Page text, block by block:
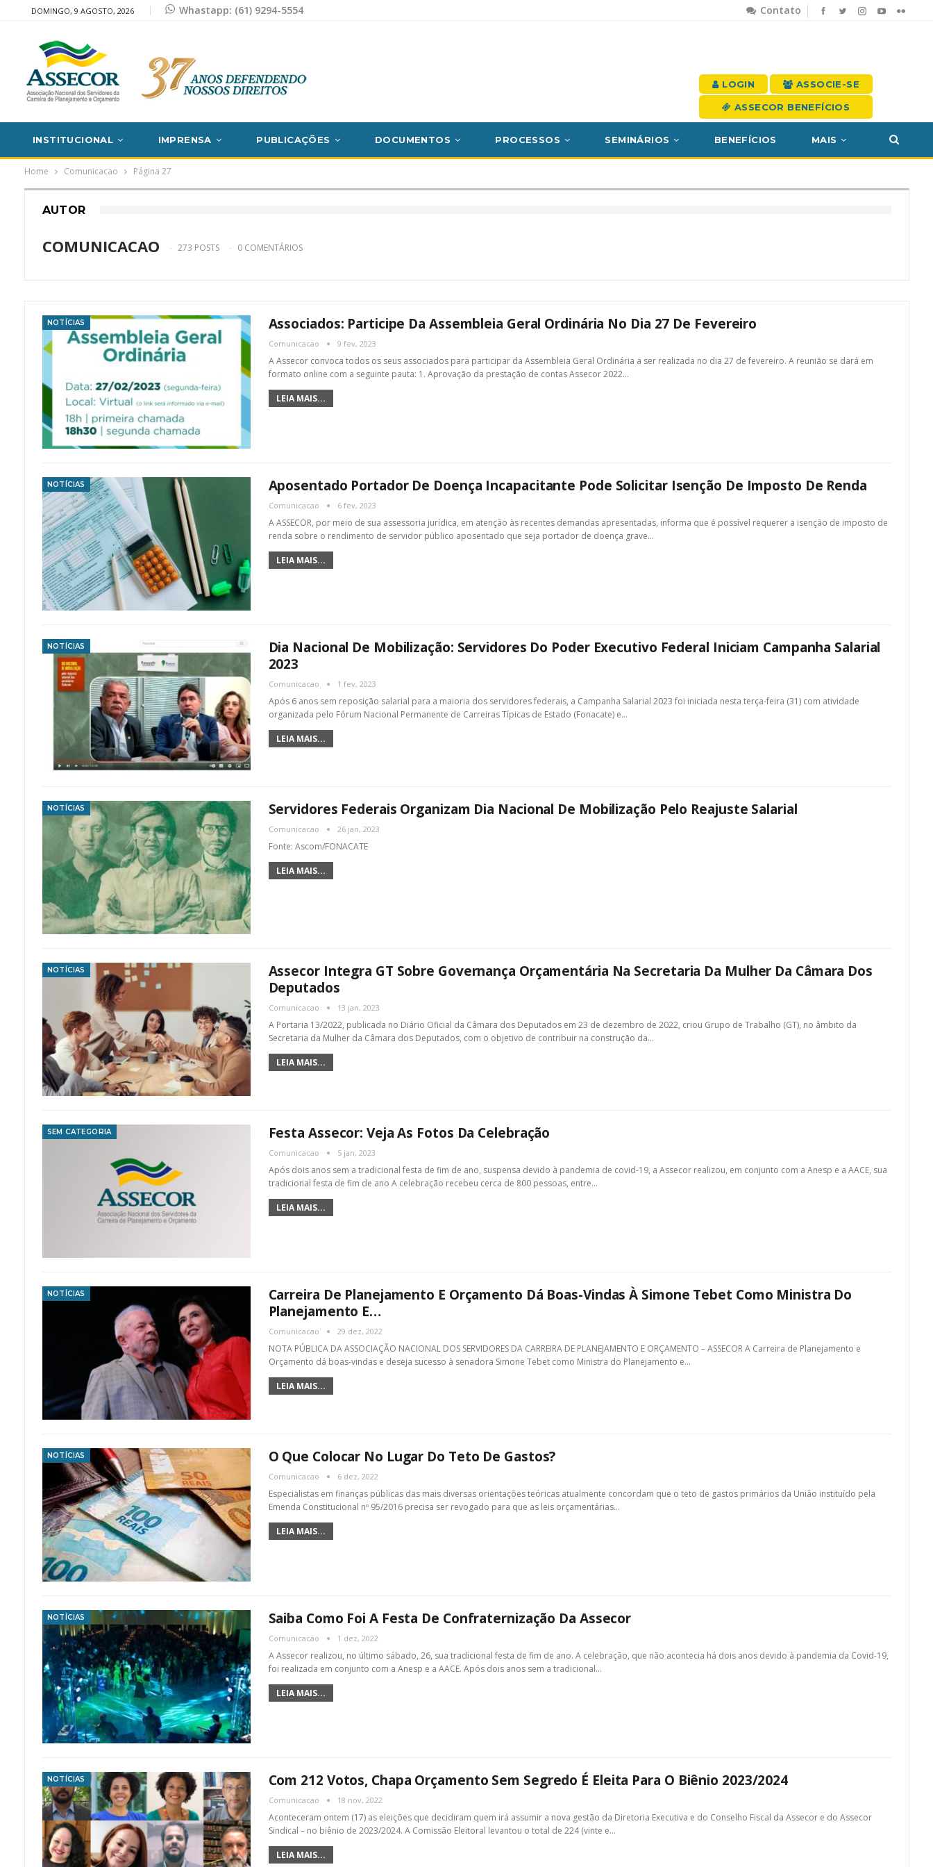
Contato
DOMINGO, 9 AGOSTO, 2026 Whastapp: (61) 9294-5554
LOGIN ASSOCIE-SE
ASSECOR BENEFÍCIOS
INSTITUCIONAL IMPRENSA PUBLICAÇÕES DOCUMENTOS PROCESSOS SEMINÁRIOS BENEFÍCIOS MAIS
Home Comunicacao Página 27
AUTOR
COMUNICACAO 273 POSTS 0 COMENTÁRIOS
NOTÍCIAS Associados: Participe Da Assembleia Geral Ordinária No Dia 27 De Fevereiro
Comunicacao 9 fev, 2023
A Assecor convoca todos os seus associados para participar da Assembleia Geral Ordinária a ser realizada no dia 27 de fevereiro. A reunião se dará em
formato online com a seguinte pauta: 1. Aprovação da prestação de contas Assecor 2022…
LEIA MAIS...
NOTÍCIAS Aposentado Portador De Doença Incapacitante Pode Solicitar Isenção De Imposto De Renda
Comunicacao 6 fev, 2023
A ASSECOR, por meio de sua assessoria jurídica, em atenção às recentes demandas apresentadas, informa que é possível requerer a isenção de imposto de
renda sobre o rendimento de servidor público aposentado que seja portador de doença grave…
LEIA MAIS...
NOTÍCIAS
Dia Nacional De Mobilização: Servidores Do Poder Executivo Federal Iniciam Campanha Salarial
2023
Comunicacao 1 fev, 2023
Após 6 anos sem reposição salarial para a maioria dos servidores federais, a Campanha Salarial 2023 foi iniciada nesta terça-feira (31) com atividade
organizada pelo Fórum Nacional Permanente de Carreiras Típicas de Estado (Fonacate) e…
LEIA MAIS...
NOTÍCIAS Servidores Federais Organizam Dia Nacional De Mobilização Pelo Reajuste Salarial
Comunicacao 26 jan, 2023
Fonte: Ascom/FONACATE
LEIA MAIS...
NOTÍCIAS
Assecor Integra GT Sobre Governança Orçamentária Na Secretaria Da Mulher Da Câmara Dos
Deputados
Comunicacao 13 jan, 2023
A Portaria 13/2022, publicada no Diário Oficial da Câmara dos Deputados em 23 de dezembro de 2022, criou Grupo de Trabalho (GT), no âmbito da
Secretaria da Mulher da Câmara dos Deputados, com o objetivo de contribuir na construção da…
LEIA MAIS...
SEM CATEGORIA Festa Assecor: Veja As Fotos Da Celebração
Comunicacao 5 jan, 2023
Após dois anos sem a tradicional festa de fim de ano, suspensa devido à pandemia de covid-19, a Assecor realizou, em conjunto com a Anesp e a AACE, sua
tradicional festa de fim de ano A celebração recebeu cerca de 800 pessoas, entre…
LEIA MAIS...
NOTÍCIAS
Carreira De Planejamento E Orçamento Dá Boas-Vindas À Simone Tebet Como Ministra Do
Planejamento E…
Comunicacao 29 dez, 2022
NOTA PÚBLICA DA ASSOCIAÇÃO NACIONAL DOS SERVIDORES DA CARREIRA DE PLANEJAMENTO E ORÇAMENTO – ASSECOR A Carreira de Planejamento e
Orçamento dá boas-vindas e deseja sucesso à senadora Simone Tebet como Ministra do Planejamento e…
LEIA MAIS...
NOTÍCIAS O Que Colocar No Lugar Do Teto De Gastos?
Comunicacao 6 dez, 2022
Especialistas em finanças públicas das mais diversas orientações teóricas atualmente concordam que o teto de gastos primários da União instituído pela
Emenda Constitucional nº 95/2016 precisa ser revogado para que as leis orçamentárias…
LEIA MAIS...
NOTÍCIAS Saiba Como Foi A Festa De Confraternização Da Assecor
Comunicacao 1 dez, 2022
A Assecor realizou, no último sábado, 26, sua tradicional festa de fim de ano. A celebração, que não acontecia há dois anos devido à pandemia da Covid-19,
foi realizada em conjunto com a Anesp e a AACE. Após dois anos sem a tradicional…
LEIA MAIS...
NOTÍCIAS Com 212 Votos, Chapa Orçamento Sem Segredo É Eleita Para O Biênio 2023/2024
Comunicacao 18 nov, 2022
Aconteceram ontem (17) as eleições que decidiram quem irá assumir a nova gestão da Diretoria Executiva e do Conselho Fiscal da Assecor e do Assecor
Sindical – no biênio de 2023/2024. A Comissão Eleitoral levantou o total de 224 (vinte e…
LEIA MAIS...